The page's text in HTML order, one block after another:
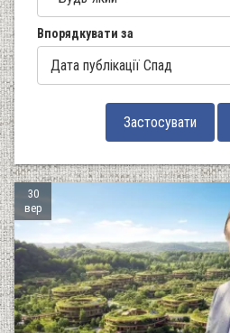
Впорядкувати за
30
вер